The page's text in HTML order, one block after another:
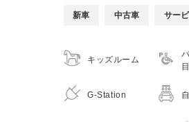
新車 中古車 サー
キッズルーム
G-Station